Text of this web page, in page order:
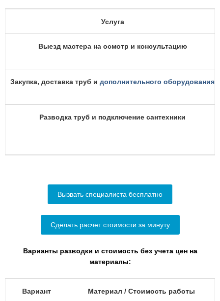
Услуга
Выезд мастера на осмотр и консультацию
Закупка, доставка труб и дополнительного оборудования
Разводка труб и подключение сантехники
Вызвать специалиста бесплатно
Сделать расчет стоимости за минуту
Варианты разводки и стоимость без учета цен на
материалы:
Вариант Материал / Стоимость работы